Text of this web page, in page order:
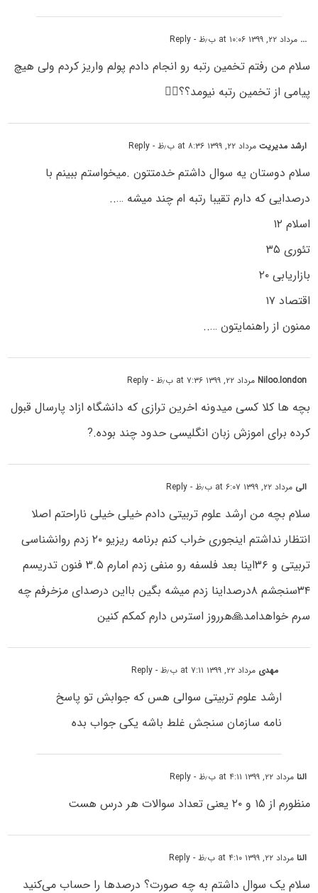
... مرداد ۲۲, ۱۳۹۹ at ۱۰:۰۶ ب٫ظ - Reply
سلام من رفتم تخمین رتبه رو انجام دادم پولم واریز کردم ولی هیچ
پیامی از تخمین رتبه نیومد؟؟🤦‍♀️
ارشد مدیریتمرداد ۲۲, ۱۳۹۹ at ۸:۳۶ ب٫ظ - Reply
سلام دوستان یه سوال داشتم خدمتتون .میخواستم ببینم با
درصدایی که دارم تقیبا رتبه ام چند میشه …..
اسلام ۱۲
تئوری ۳۵
بازاریابی ۲۰
اقتصاد ۱۷
ممنون از راهنمایتون …..
Niloo.londonمرداد ۲۲, ۱۳۹۹ at ۷:۳۶ ب٫ظ - Reply
بچه ها کلا کسی میدونه اخرین ترازی که دانشگاه ازاد پارسال قبول
کرده برای اموزش زبان انگلیسی حدود چند بوده.?
الی مرداد ۲۲, ۱۳۹۹ at ۶:۰۷ ب٫ظ - Reply
سلام بچه من ارشد علوم تربیتی دادم خیلی خیلی ناراحتم اصلا
انتظار نداشتم اینجوری خراب کنم برنامه ریزیو ۲۰ زدم روانشناسی
تربیتی و ۳۶اینا بعد فلسفه رو منفی زدم امارم ۳.۵ فنون تدریسم
۳۴سنجشم ۸درصداینا زدم میشه بگین بااین درصدای مزخرفم چه
سرم خواهدامد🙏هرروز استرس دارم کمکم کنین
مهدی مرداد ۲۲, ۱۳۹۹ at ۷:۱۱ ب٫ظ - Reply
ارشد علوم تربیتی سوالی هس که جوابش تو پاسخ
نامه سازمان سنجش غلط باشه یکی جواب بده
النامرداد ۲۲, ۱۳۹۹ at ۴:۱۱ ب٫ظ - Reply
منظورم از ۱۵ و ۲۰ یعنی تعداد سوالات هر درس هست
النامرداد ۲۲, ۱۳۹۹ at ۴:۱۰ ب٫ظ - Reply
سلام یک سوال داشتم به چه صورت؟ درصدها را حساب می‌کنید